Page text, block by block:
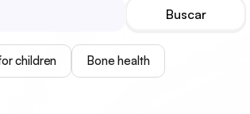
children Bone health